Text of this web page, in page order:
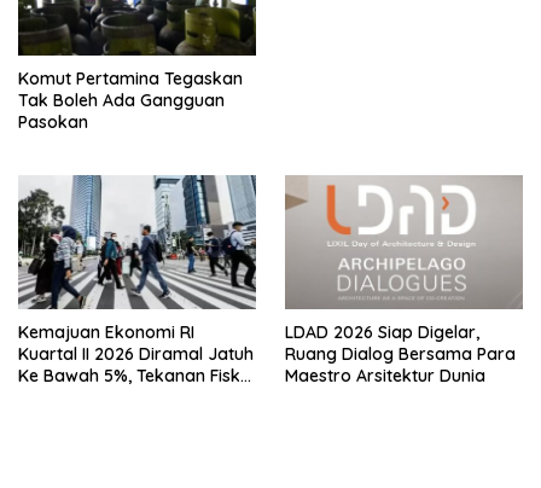
Komut Pertamina Tegaskan
Tak Boleh Ada Gangguan
Pasokan
Kemajuan Ekonomi RI
Kuartal II 2026 Diramal Jatuh
Ke Bawah 5%, Tekanan Fiskal
LDAD 2026 Siap Digelar,
Ruang Dialog Bersama Para
Maestro Arsitektur Dunia